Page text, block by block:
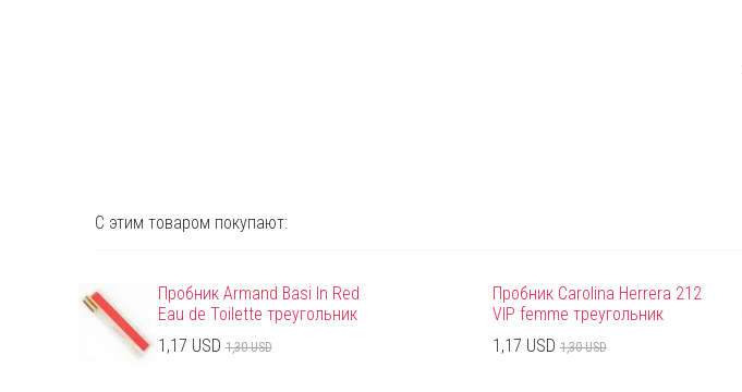
С этим товаром покупают:
Пробник Armand Basi In Red
Eau de Toilette треугольник
1,17 USD1,30 USD
Пробник Carolina Herrera 212
VIP femme треугольник
1,17 USD 1,30 USD